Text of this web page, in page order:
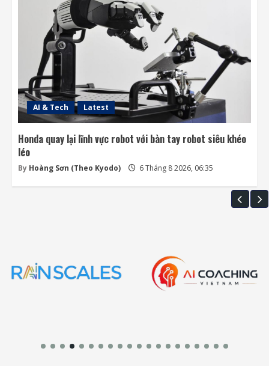
AI & Tech Latest
Honda quay lại lĩnh vực robot với bàn tay robot siêu khéo
léo
By Hoàng Sơn (Theo Kyodo) 6 Tháng 8 2026, 06:35